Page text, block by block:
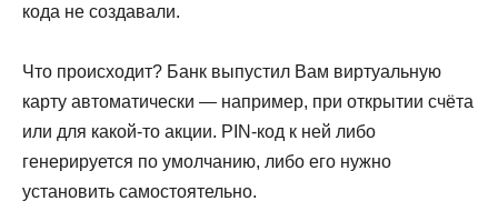
кода не создавали.
Что происходит? Банк выпустил Вам виртуальную
карту автоматически — например, при открытии счёта
или для какой-то акции. PIN-код к ней либо
генерируется по умолчанию, либо его нужно
установить самостоятельно.